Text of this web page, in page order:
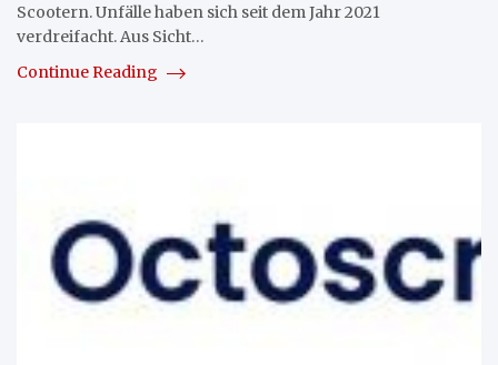
Scootern. Unfälle haben sich seit dem Jahr 2021
verdreifacht. Aus Sicht…
Continue Reading